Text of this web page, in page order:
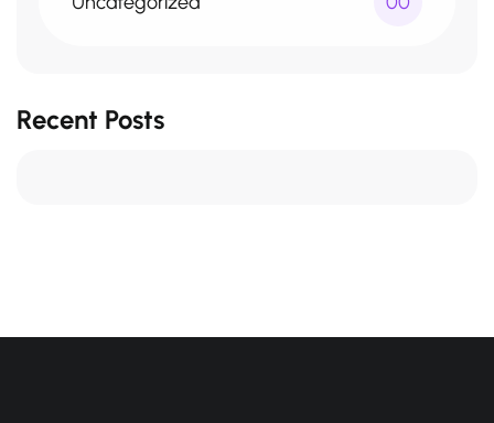
Recent Posts